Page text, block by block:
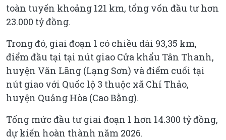
toàn tuyến khoảng 121 km, tổng vốn đầu tư hơn
23.000 tỷ đồng.
Trong đó, giai đoạn 1 có chiều dài 93,35 km,
điểm đầu tại tại nút giao Cửa khẩu Tân Thanh,
huyện Văn Lãng (Lạng Sơn) và điểm cuối tại
nút giao với Quốc lộ 3 thuộc xã Chí Thảo,
huyện Quảng Hòa (Cao Bằng).
Tổng mức đầu tư giai đoạn 1 hơn 14.300 tỷ đồng,
dự kiến hoàn thành năm 2026.